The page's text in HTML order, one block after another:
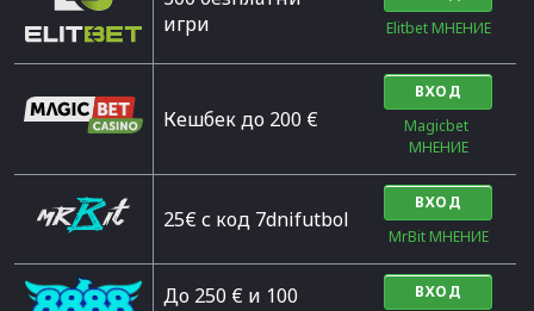
игри
Elitbet МНЕНИЕ
Кешбек до 200 €
ВХОД
Magicbet
МНЕНИЕ
25€ с код 7dnifutbol
ВХОД
MrBit МНЕНИЕ
До 250 € и 100
ВХОД